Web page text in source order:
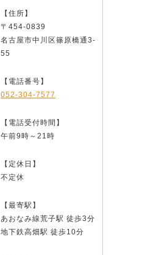
【住所】
〒454-0839
名古屋市中川区篠原橋通3-
55
【電話番号】
052-304-7577
【電話受付時間】
午前9時～21時
【定休日】
不定休
【最寄駅】
あおなみ線荒子駅 徒歩3分
地下鉄高畑駅 徒歩10分